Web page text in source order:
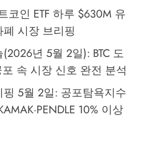
코인 ETF 하루 $630M 유
시장 브리핑
년 5월 2일): BTC 도
속 시장 신호 완전 분석
5월 2일: 공포탐욕지수
10% 이상